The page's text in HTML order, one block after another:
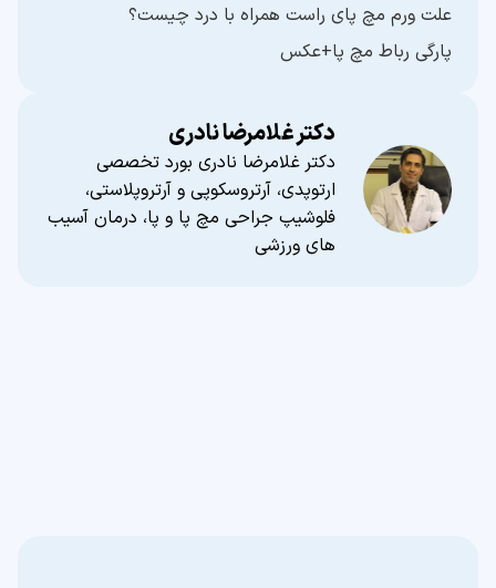
علت ورم مچ پای راست همراه با درد چیست؟
پارگی رباط مچ پا+عکس
دکتر غلامرضا نادری
دکتر غلامرضا نادری بورد تخصصی
ارتوپدی، آرتروسکوپی و آرتروپلاستی،
فلوشیپ جراحی مچ پا و پا، درمان آسیب
های ورزشی